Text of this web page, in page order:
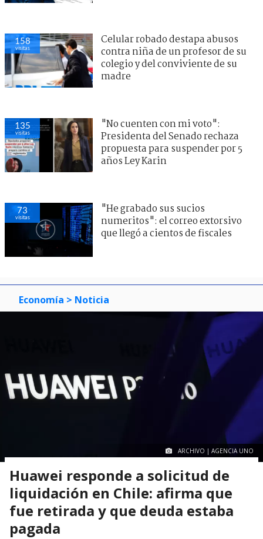
158
visitas
Celular robado destapa abusos
contra niña de un profesor de su
colegio y del conviviente de su
madre
135
visitas
"No cuenten con mi voto":
Presidenta del Senado rechaza
propuesta para suspender por 5
años Ley Karin
73
visitas
"He grabado sus sucios
numeritos": el correo extorsivo
que llegó a cientos de fiscales
Economía > Noticia
ARCHIVO | AGENCIA UNO
Huawei responde a solicitud de
liquidación en Chile: afirma que
fue retirada y que deuda estaba
pagada